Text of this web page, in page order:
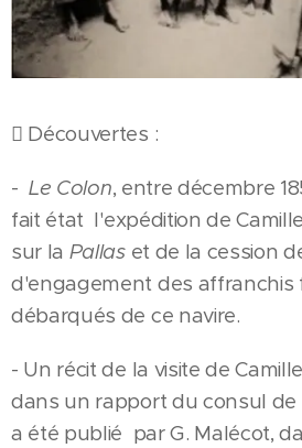
 Découvertes :
-Le Colon, entre décembre
fait état l'expédition de
sur la Pallaset de la cession
d'engagement des affranchis
débarqués de ce navire.
- Un récit de la visite de
dans un rapport du consul de
a été publié par G. Malécot,